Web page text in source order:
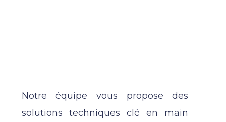
Notre équipe vous propose des
solutions techniques clé en main